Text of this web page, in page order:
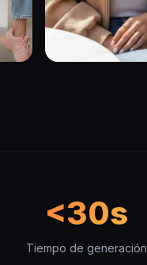
<30s
Tiempo de generación